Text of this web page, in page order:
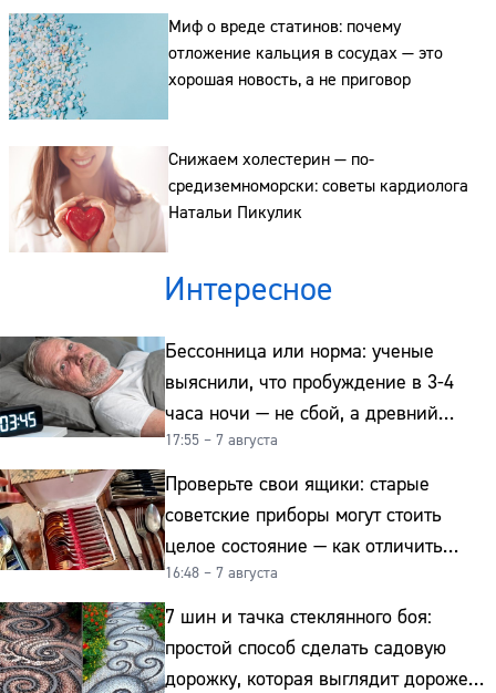
Миф о вреде статинов: почему
отложение кальция в сосудах — это
хорошая новость, а не приговор
Снижаем холестерин — по-
средиземноморски: советы кардиолога
Натальи Пикулик
Интересное
Бессонница или норма: ученые
выяснили, что пробуждение в 3-4
часа ночи — не сбой, а древний
биологический ритм
17:55 – 7 августа
Проверьте свои ящики: старые
советские приборы могут стоить
целое состояние — как отличить
подделку от мельхиора
16:48 – 7 августа
7 шин и тачка стеклянного боя:
простой способ сделать садовую
дорожку, которая выглядит дороже
Адрес: